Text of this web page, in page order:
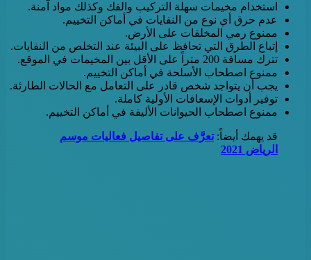
استخدام مخيمات سهلة التركيب والفك وكذلك مواد آمنة.
عدم حرق أي نوع من النفايات في أماكن التخييم.
ممنوع رمي المخلفات على الأرض.
إتباع الطرق التي تحافظ على البيئة عند التخلص من النفايات.
تترك مسافة 200 متراً على الأقل بين المخيمات في الموقع.
ممنوع اصطحاب الأسلحة في أماكن التخييم.
يجب أن يتواجد شخص قادر على التعامل مع الحالات الطارئة.
توفير أدوات الإسعافات الأولية كاملة.
ممنوع اصطحاب الحيوانات الأليفة في أماكن التخييم.
قد يهمك أيضاً:تعرَّف على تفاصيل فعاليات موسم
الرياض 2021